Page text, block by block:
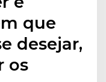
que
desejar,
os